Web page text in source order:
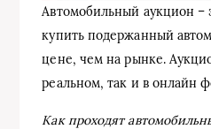
Автомобильный аукцион –
купить подержанный
цене, чем на рынке.
реальном, так и в онлайн
Как проходят